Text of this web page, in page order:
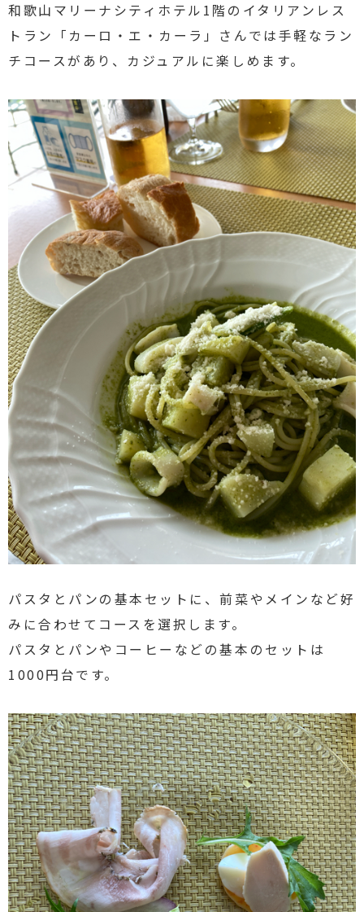
和歌山マリーナシティホテル1階のイタリアンレス
トラン「カーロ・エ・カーラ」さんでは手軽なラン
チコースがあり、カジュアルに楽しめます。
パスタとパンの基本セットに、前菜やメインなど好
みに合わせてコースを選択します。
パスタとパンやコーヒーなどの基本のセットは
1000円台です。